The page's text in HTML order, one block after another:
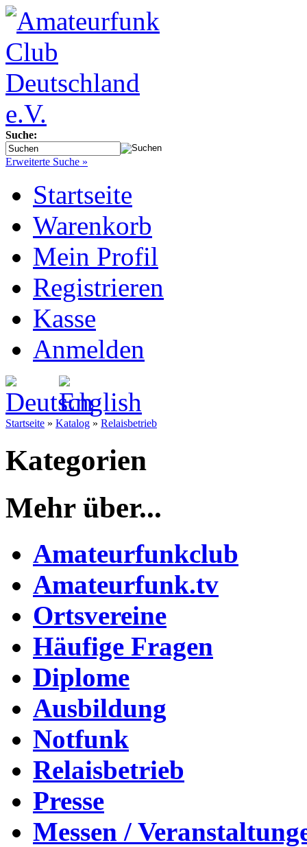
Suche:
Erweiterte Suche »
Startseite
Warenkorb
Mein Profil
Registrieren
Kasse
Anmelden
Startseite » Katalog » Relaisbetrieb
Kategorien
Mehr über...
Amateurfunkclub
Amateurfunk.tv
Ortsvereine
Häufige Fragen
Diplome
Ausbildung
Notfunk
Relaisbetrieb
Presse
Messen /